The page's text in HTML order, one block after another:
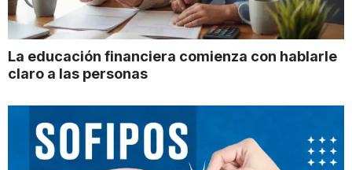
La educación financiera comienza con hablarle
claro a las personas